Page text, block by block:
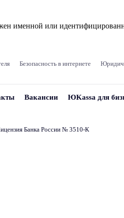
именной или
Безопасность в интернете
Вакансии ЮKassa для
Банка России № 3510‑К